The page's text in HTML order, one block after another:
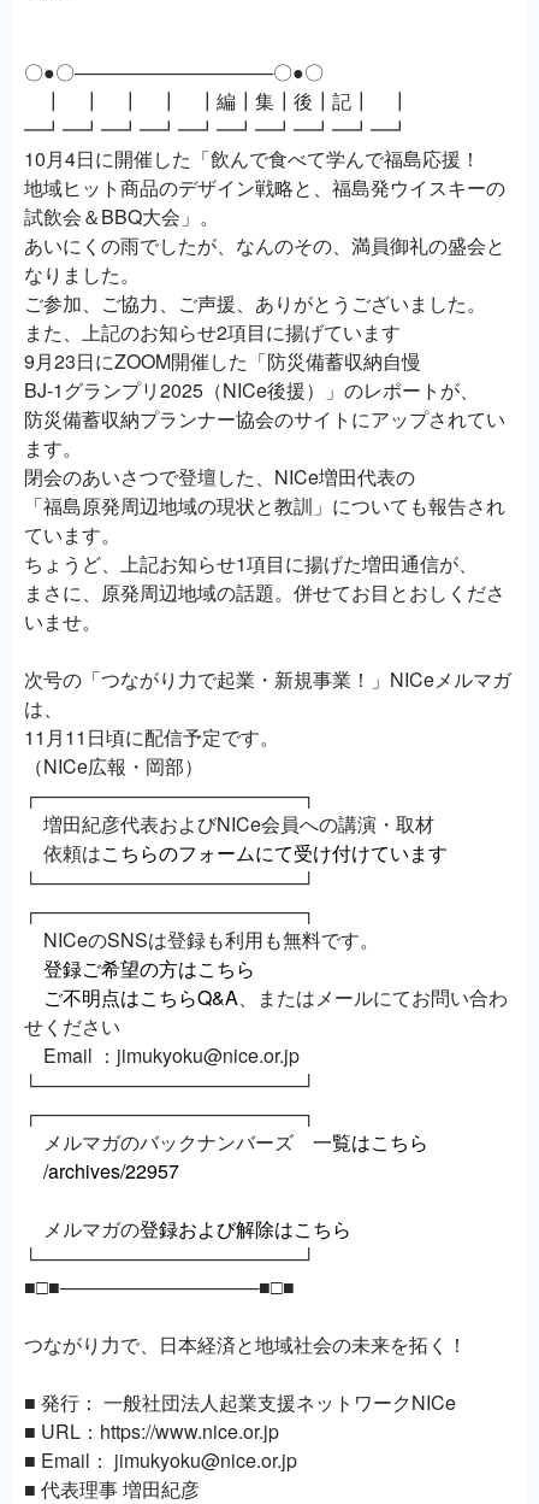
〇●〇───────────────〇●〇
┃ ┃ ┃ ┃ ┃編┃集┃後┃記┃ ┃
━┛━┛━┛━┛━┛━┛━┛━┛━┛━┛
10月4日に開催した「飲んで食べて学んで福島応援！
地域ヒット商品のデザイン戦略と、福島発ウイスキーの
試飲会＆BBQ大会」。
あいにくの雨でしたが、なんのその、満員御礼の盛会と
なりました。
ご参加、ご協力、ご声援、ありがとうございました。
また、上記のお知らせ2項目に揚げています
9月23日にZOOM開催した「防災備蓄収納自慢
BJ-1グランプリ2025（NICe後援）」のレポートが、
防災備蓄収納プランナー協会のサイトにアップされてい
ます。
閉会のあいさつで登壇した、NICe増田代表の
「福島原発周辺地域の現状と教訓」についても報告され
ています。
ちょうど、上記お知らせ1項目に揚げた増田通信が、
まさに、原発周辺地域の話題。併せてお目とおしくださ
いませ。
次号の「つながり力で起業・新規事業！」NICeメルマガ
は、
11月11日頃に配信予定です。
（NICe広報・岡部）
┌────────────────────┐
増田紀彦代表およびNICe会員への講演・取材
依頼はこちらのフォームにて受け付けています
└────────────────────┘
┌────────────────────┐
NICeのSNSは登録も利用も無料です。
登録ご希望の方はこちら
ご不明点はこちらQ&A、またはメールにてお問い合わ
せください
Email ：jimukyoku@nice.or.jp
└────────────────────┘
┌────────────────────┐
メルマガのバックナンバーズ 一覧はこちら
/archives/22957
メルマガの登録および解除はこちら
└────────────────────┘
■□■───────────────■□■
つながり力で、日本経済と地域社会の未来を拓く！
■ 発行： 一般社団法人起業支援ネットワークNICe
■ URL：https://www.nice.or.jp
■ Email： jimukyoku@nice.or.jp
■ 代表理事 増田紀彦